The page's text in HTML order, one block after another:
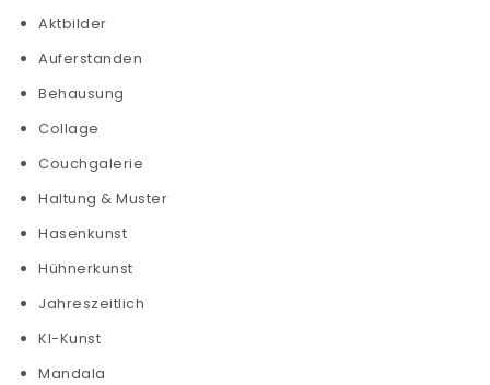
Aktbilder
Auferstanden
Behausung
Collage
Couchgalerie
Haltung & Muster
Hasenkunst
Hühnerkunst
Jahreszeitlich
KI-Kunst
Mandala